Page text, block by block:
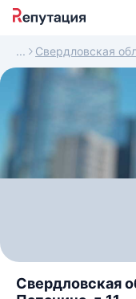
Свердловская
Свердловская